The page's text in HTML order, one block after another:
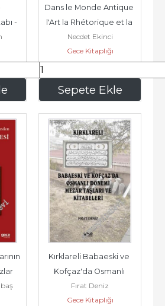
-
Sepete Ekle
Dans le Monde Antique
l'Art la Rhétorique et la
Propagande -        2025
Necdet Ekinci
Gece Kitaplığı
232,05
Kırklareli Babaeski ve
Kofçaz'da Osmanlı
Dönemi Mezar Taşları
ve...
Fırat Deniz
Gece Kitaplığı